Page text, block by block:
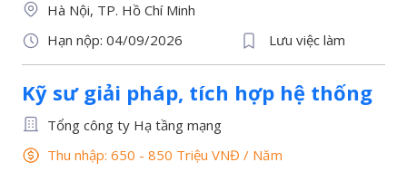
Hà Nội, TP. Hồ Chí Minh
Hạn nộp: 04/09/2026
Lưu việc làm
Kỹ sư giải pháp, tích hợp hệ thống
Tổng công ty Hạ tầng mạng
Thu nhập: 650 - 850 Triệu VNĐ/ Năm